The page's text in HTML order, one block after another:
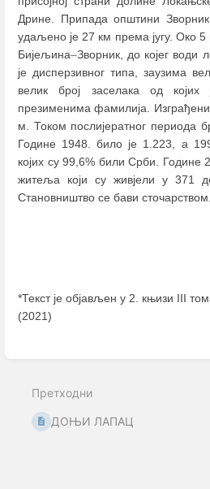
Дрине. Припада општини
удаљено је 27 км према југу. Око 5
Бијељина–Зворник, до којег води
је дисперзивног типа, заузима
велик број заселака од
презименима фамилија.
м. Током послијератног периода
Године 1948. било је 1.223, а
којих су 99,6% били Срби. Године
житеља који су живјели у 371
Становништво се бави сточарством.
*Текст је објављен у 2. књизи III
(2021)
section
mode
Претходни
ДОЊИ ЛАПАЦ